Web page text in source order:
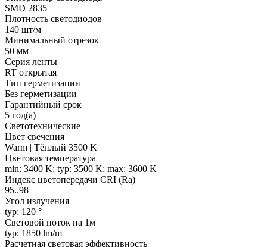
SMD 2835
Плотность светодиодов
140 шт/м
Минимальный отрезок
50 мм
Серия ленты
RT открытая
Тип герметизации
Без герметизации
Гарантийный срок
5 год(а)
Светотехнические
Цвет свечения
Warm | Тёплый 3500 K
Цветовая температура
min: 3400 K; typ: 3500 K; max: 3600 K
Индекс цветопередачи CRI (Ra)
95..98
Угол излучения
typ: 120 °
Световой поток на 1м
typ: 1850 lm/m
Расчетная световая эффективность